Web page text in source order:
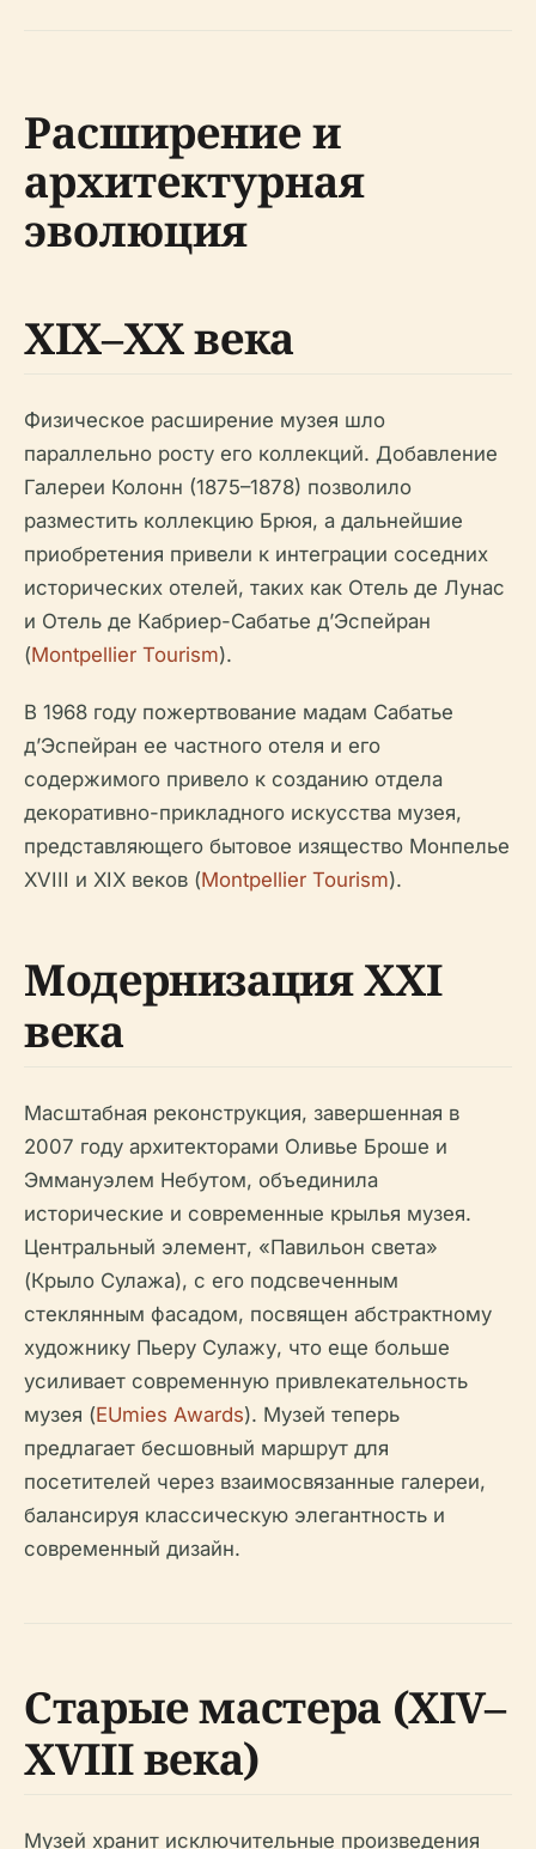
Расширение и
архитектурная
эволюция
XIX–XX века
Физическое расширение музея шло
параллельно росту его коллекций. Добавление
Галереи Колонн (1875–1878) позволило
разместить коллекцию Брюя, а дальнейшие
приобретения привели к интеграции соседних
исторических отелей, таких как Отель де Лунас
и Отель де Кабриер-Сабатье д’Эспейран
(Montpellier Tourism).
В 1968 году пожертвование мадам Сабатье
д’Эспейран ее частного отеля и его
содержимого привело к созданию отдела
декоративно-прикладного искусства музея,
представляющего бытовое изящество Монпелье
XVIII и XIX веков (Montpellier Tourism).
Модернизация XXI
века
Масштабная реконструкция, завершенная в
2007 году архитекторами Оливье Броше и
Эммануэлем Небутом, объединила
исторические и современные крылья музея.
Центральный элемент, «Павильон света»
(Крыло Сулажа), с его подсвеченным
стеклянным фасадом, посвящен абстрактному
художнику Пьеру Сулажу, что еще больше
усиливает современную привлекательность
музея (EUmies Awards). Музей теперь
предлагает бесшовный маршрут для
посетителей через взаимосвязанные галереи,
балансируя классическую элегантность и
современный дизайн.
Старые мастера (XIV–
XVIII века)
Музей хранит исключительные произведения